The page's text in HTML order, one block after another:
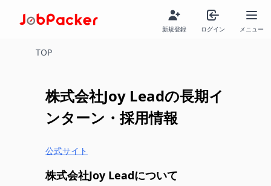
新規登録 ログイン メニュー
TOP
株式会社Joy Leadの長期イ
ンターン・採用情報
公式サイト
株式会社Joy Leadについて